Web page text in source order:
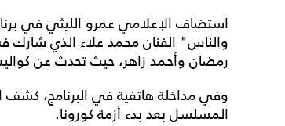
استضاف الإعلامي عمرو الليثي في
والناس" الفنان محمد علاء الذي
رمضان وأحمد زاهر، حيث تحدث عن
وفي مداخلة هاتفية في البرنامج، كشف
المسلسل بعد بدء أزمة كورونا.